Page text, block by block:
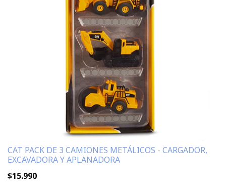
CAT PACK DE 3 CAMIONES METÁLICOS - CARGADOR,
EXCAVADORA Y APLANADORA
$15.990